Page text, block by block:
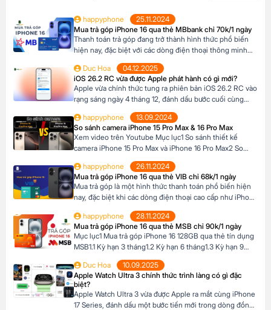
happyphone
25.11.2024
Mua trả góp iPhone 16 qua thẻ MBbank chỉ 70k/1 ngày
Thanh toán trả góp đang trở thành hình thức phổ biến
hiện nay, đặc biệt với các dòng điện thoại thông minh
khả năng tài chính tức thời của nhiều người Tại Happy
Phone, khách hàng có thể lựa chọn chương trình trả […]
Duc Hoa
04.12.2025
iOS 26.2 RC vừa được Apple phát hành có gì mới?
Apple vừa chính thức tung ra phiên bản iOS 26.2 RC vào
rạng sáng ngày 4 tháng 12, đánh dấu bước cuối cùng
Phiên bản này mang đến một số cải tiến thú vị, tập trung
vào việc nâng cao trải nghiệm người dùng […]
happyphone
13.09.2024
So sánh camera iPhone 15 Pro Max & 16 Pro Max
Xem video trên Youtube Mục lục1 So sánh thiết kế
camera iPhone 15 Pro Max và iPhone 16 Pro Max2 So
sánh camera iPhone 15 Pro Max và iPhone 16 Pro Max3
So sánh khả năng quay video của iPhone 15 Pro Max và
iPhone 16 Pro Max4 Nút Camera control trên iPhone 16
Pro […]
happyphone
26.11.2024
Mua trả góp iPhone 16 qua thẻ VIB chỉ 68k/1 ngày
Mua trả góp là một hình thức thanh toán phổ biến hiện
nay, đặc biệt khi các dòng điện thoại cao cấp như iPhone
đủ điều kiện tài chính để thanh toán một lần. Tại Happy
Phone, chương trình trả góp iPhone 16 […]
happyphone
28.11.2024
Mua trả góp iPhone 16 qua thẻ MSB chỉ 90k/1 ngày
Mục lục1 Mua trả góp iPhone 16 128GB qua thẻ tín dụng
MSB1.1 Kỳ hạn 3 tháng1.2 Kỳ hạn 6 tháng1.3 Kỳ hạn 9
qua thẻ tín dụng MSB Đừng bỏ lỡ cơ hội sở hữu iPhone
16 128GB với mức giá hấp dẫn […]
Duc Hoa
10.09.2025
Apple Watch Ultra 3 chính thức trình làng có gì đặc
biệt?
Apple Watch Ultra 3 vừa được Apple ra mắt cùng iPhone
17 Series, đánh dấu một bước tiến mới trong dòng đồng